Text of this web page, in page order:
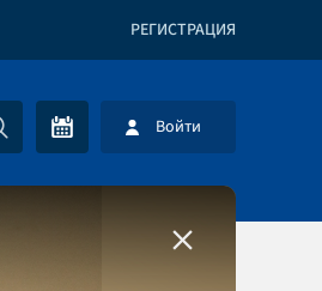
РЕГИСТРАЦИЯ
Войти